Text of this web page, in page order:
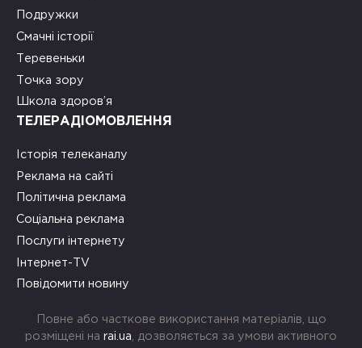
Подружки
Смачні історії
Теревеньки
Точка зору
Школа здоров’я
ТЕЛЕРАДІОМОВЛЕННЯ
Історія телеканалу
Реклама на сайті
Політична реклама
Соціальна реклама
Послуги інтернету
Інтернет-TV
Повідомити новину
Повне або часткове використання матеріалів, що
розміщені на rai.ua , дозволяється за умови активного